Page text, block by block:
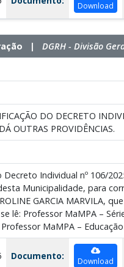
Download
| DGRH - Divisão
DO DECRETO
OUTRAS PROVIDÊNCIAS.
Decreto Individual nº 106/
Municipalidade, para
GARCIA MARVILA,
lê: Professor MaMPA –
MaMPA –
Documento: Download